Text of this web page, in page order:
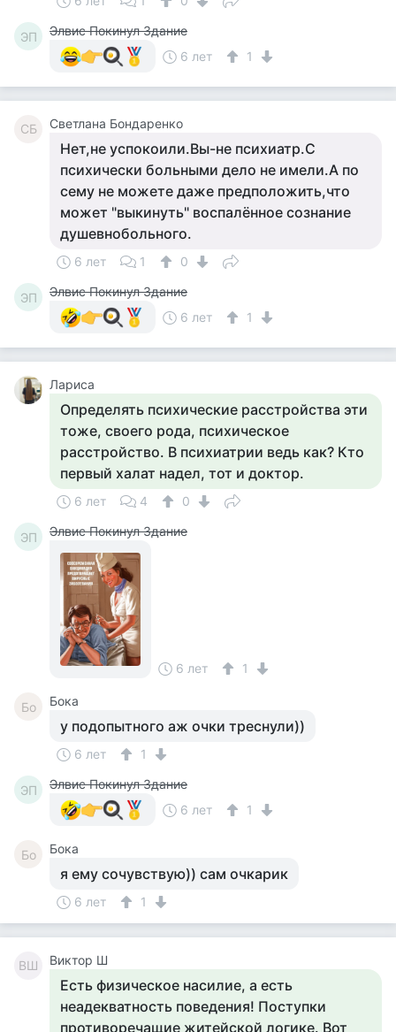
ЭП
Элвис Покинул Здание
6 лет
1
СБ Светлана Бондаренко
Нет,не успокоили.Вы-не психиатр.С
психически больными дело не имели.А по
сему не можете даже предположить,что
может "выкинуть" воспалённое сознание
душевнобольного.
6 лет 1 0
ЭП
Элвис Покинул Здание
6 лет
1
Лариса
Определять психические расстройства эти
тоже, своего рода, психическое
расстройство. В психиатрии ведь как? Кто
первый халат надел, тот и доктор.
6 лет 4 0
ЭП Элвис Покинул Здание
6 лет 1
Бо Бока
у подопытного аж очки треснули))
6 лет 1
ЭП
Элвис Покинул Здание
6 лет
1
Бо Бока
я ему сочувствую)) сам очкарик
6 лет 1
ВШ Виктор Ш
Есть физическое насилие, а есть
неадекватность поведения! Поступки
противоречащие житейской логике. Вот